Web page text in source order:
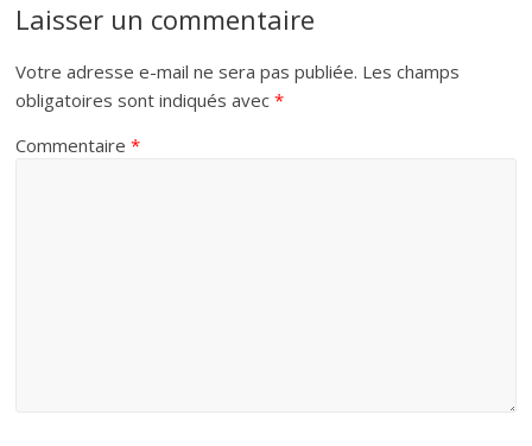
Laisser un commentaire
Votre adresse e-mail ne sera pas publiée. Les champs
obligatoires sont indiqués avec*
Commentaire*